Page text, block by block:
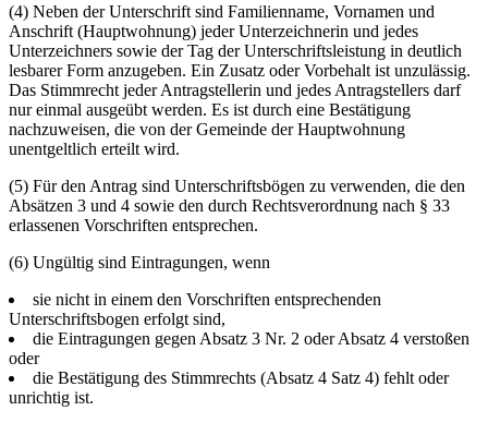
(4) Neben der Unterschrift sind Familienname, Vornamen und
Anschrift (Hauptwohnung) jeder Unterzeichnerin und jedes
Unterzeichners sowie der Tag der Unterschriftsleistung in deutlich
lesbarer Form anzugeben. Ein Zusatz oder Vorbehalt ist unzulässig.
Das Stimmrecht jeder Antragstellerin und jedes Antragstellers darf
nur einmal ausgeübt werden. Es ist durch eine Bestätigung
nachzuweisen, die von der Gemeinde der Hauptwohnung
unentgeltlich erteilt wird.
(5) Für den Antrag sind Unterschriftsbögen zu verwenden, die den
Absätzen 3 und 4 sowie den durch Rechtsverordnung nach § 33
erlassenen Vorschriften entsprechen.
(6) Ungültig sind Eintragungen, wenn
sie nicht in einem den Vorschriften entsprechenden
Unterschriftsbogen erfolgt sind,
die Eintragungen gegen Absatz 3 Nr. 2 oder Absatz 4 verstoßen
oder
die Bestätigung des Stimmrechts (Absatz 4 Satz 4) fehlt oder
unrichtig ist.